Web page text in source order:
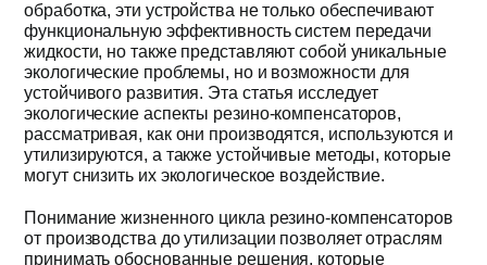
обработка, эти устройства не только обеспечивают
функциональную эффективность систем передачи
жидкости, но также представляют собой уникальные
экологические проблемы, но и возможности для
устойчивого развития. Эта статья исследует
экологические аспекты резино-компенсаторов,
рассматривая, как они производятся, используются и
утилизируются, а также устойчивые методы, которые
могут снизить их экологическое воздействие.
Понимание жизненного цикла резино-компенсаторов
от производства до утилизации позволяет отраслям
принимать обоснованные решения, которые